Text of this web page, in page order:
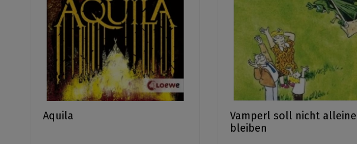
Aquila
Vamperl soll nicht alleine
bleiben